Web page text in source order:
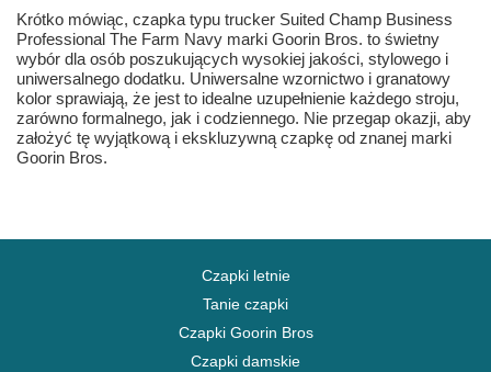
Krótko mówiąc, czapka typu trucker Suited Champ Business
Professional The Farm Navy marki Goorin Bros. to świetny
wybór dla osób poszukujących wysokiej jakości, stylowego i
uniwersalnego dodatku. Uniwersalne wzornictwo i granatowy
kolor sprawiają, że jest to idealne uzupełnienie każdego stroju,
zarówno formalnego, jak i codziennego. Nie przegap okazji, aby
założyć tę wyjątkową i ekskluzywną czapkę od znanej marki
Goorin Bros.
Czapki letnie
Tanie czapki
Czapki Goorin Bros
Czapki damskie